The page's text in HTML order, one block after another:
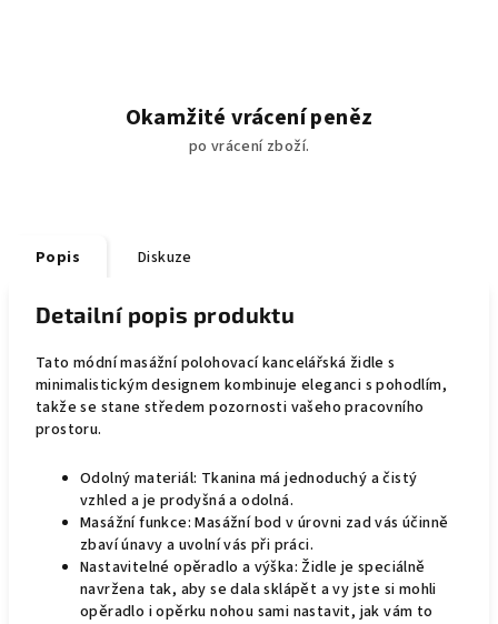
Okamžité vrácení peněz
po vrácení zboží.
Popis Diskuze
Detailní popis produktu
Tato módní masážní polohovací kancelářská židle s
minimalistickým designem kombinuje eleganci s pohodlím,
takže se stane středem pozornosti vašeho pracovního
prostoru.
Odolný materiál: Tkanina má jednoduchý a čistý
vzhled a je prodyšná a odolná.
Masážní funkce: Masážní bod v úrovni zad vás účinně
zbaví únavy a uvolní vás při práci.
Nastavitelné opěradlo a výška: Židle je speciálně
navržena tak, aby se dala sklápět a vy jste si mohli
opěradlo i opěrku nohou sami nastavit, jak vám to